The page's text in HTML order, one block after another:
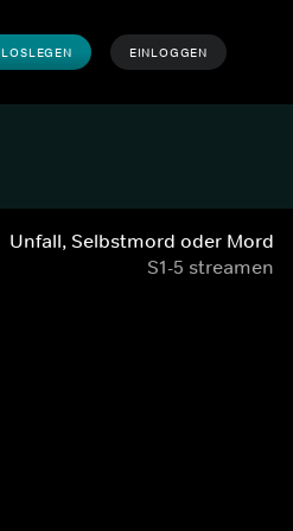
LOSLEGEN EINLOGGEN
Unfall, Selbstmord oder Mord
S1-5 streamen